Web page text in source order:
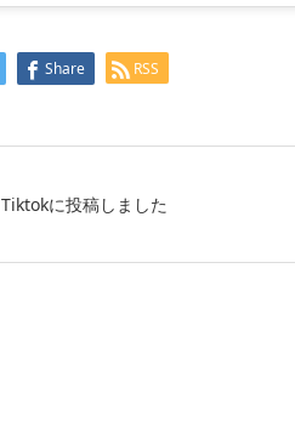
Share RSS
Tiktokに投稿しました